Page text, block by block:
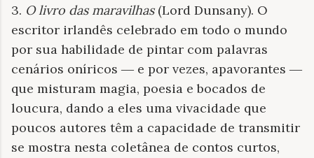
3. O livro das maravilhas(Lord Dunsany). O
escritor irlandês celebrado em todo o mundo
por sua habilidade de pintar com palavras
cenários oníricos ― e por vezes, apavorantes ―
que misturam magia, poesia e bocados de
loucura, dando a eles uma vivacidade que
poucos autores têm a capacidade de transmitir
se mostra nesta coletânea de contos curtos,